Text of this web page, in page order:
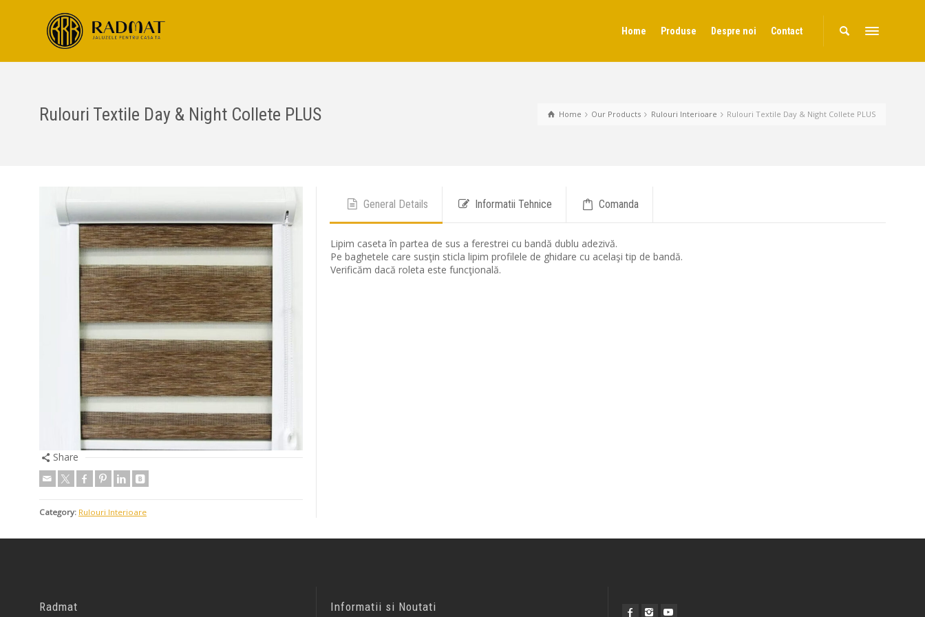
Home Produse Despre noi Contact
Home Our Products Rulouri Interioare Rulouri Textile Day & Night Collete PLUS
Rulouri Textile Day & Night Collete PLUS
Share
Category: Rulouri Interioare
General Details Informatii Tehnice Comanda
Lipim caseta în partea de sus a ferestrei cu bandă dublu adezivă.
Pe baghetele care susţin sticla lipim profilele de ghidare cu acelaşi tip de bandă.
Verificăm dacă roleta este funcţională.
Radmat Informatii si Noutati